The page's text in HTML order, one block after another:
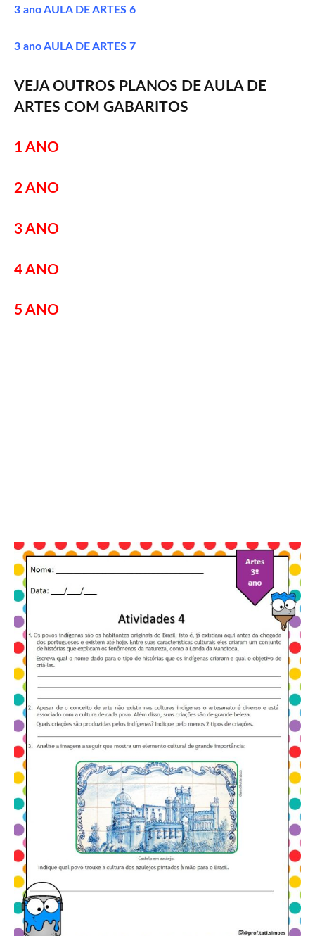
3 ano AULA DE ARTES 6
3 ano AULA DE ARTES 7
VEJA OUTROS PLANOS DE AULA DE
ARTES COM GABARITOS
1 ANO
2 ANO
3 ANO
4 ANO
5 ANO